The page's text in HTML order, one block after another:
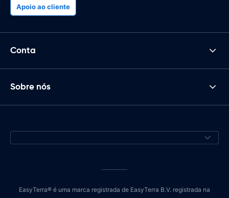
Apoio ao cliente
Conta
Sobre nós
EasyTerra® é uma marca registrada de EasyTerra B.V. registrada na